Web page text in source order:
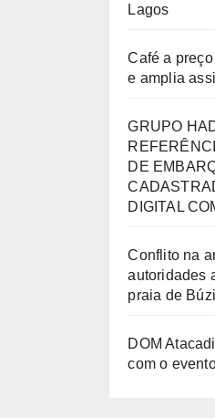
Lagos
Café a
e amplia
GRUPO
DE
DIGITAL
Conflito na
autoridades
praia de
DOM
com o